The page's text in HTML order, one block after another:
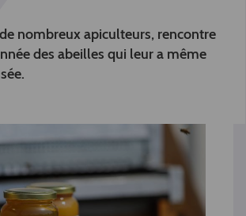
nombreux apiculteurs, rencontre
des abeilles qui leur a même